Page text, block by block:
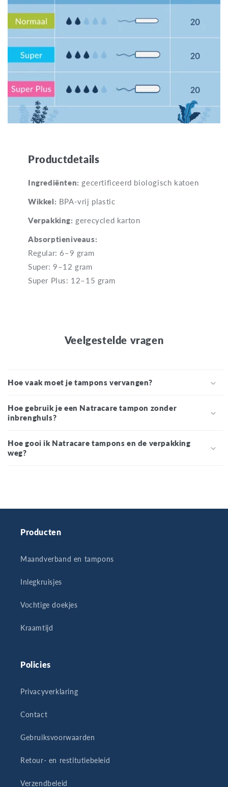
Productdetails
Ingrediënten: gecertificeerd biologisch katoen
Wikkel: BPA-vrij plastic
Verpakking: gerecycled karton
Absorptieniveaus:
Regular: 6–9 gram
Super: 9–12 gram
Super Plus: 12–15 gram
Veelgestelde vragen
Hoe vaak moet je tampons vervangen?
Hoe gebruik je een Natracare tampon zonder
inbrenghuls?
Hoe gooi ik Natracare tampons en de verpakking
weg?
Producten
Maandverband en tampons
Inlegkruisjes
Vochtige doekjes
Kraamtijd
Policies
Privacyverklaring
Contact
Gebruiksvoorwaarden
Retour- en restitutiebeleid
Verzendbeleid